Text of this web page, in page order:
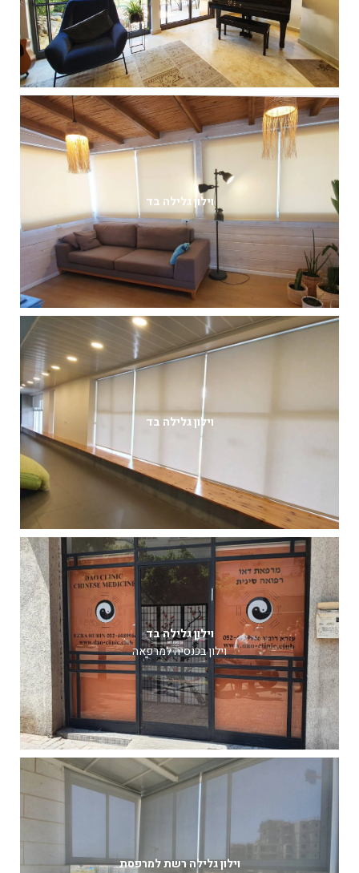
וילון גלילה בד
וילון גלילה בד
וילון גלילה בד
וילון בכנסיה למרפאה
וילון גלילה רשת למרפסת